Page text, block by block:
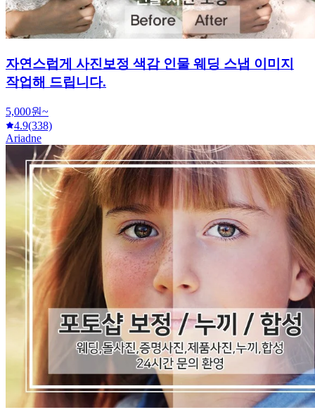
자연스럽게 사진보정 색감 인물 웨딩 스냅 이미지
작업해 드립니다.
5,000원~
4.9(338)
Ariadne